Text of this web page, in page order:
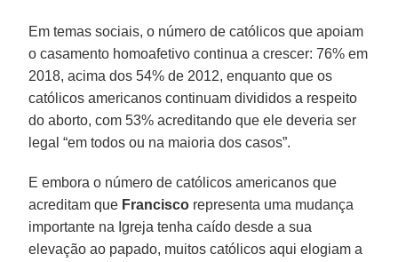
Em temas sociais, o número de católicos que apoiam
o casamento homoafetivo continua a crescer: 76% em
2018, acima dos 54% de 2012, enquanto que os
católicos americanos continuam divididos a respeito
do aborto, com 53% acreditando que ele deveria ser
legal “em todos ou na maioria dos casos”.
E embora o número de católicos americanos que
acreditam que Francisco representa uma mudança
importante na Igreja tenha caído desde a sua
elevação ao papado, muitos católicos aqui elogiam a